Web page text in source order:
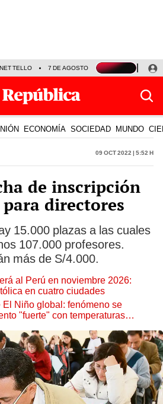
TELLO 7 DE AGOSTO TINKA RESULTADOS
ECONOMÍA SOCIEDAD MUNDO
09 Oct 2022 | 5:52 h
de inscripción
directores
15.000 plazas a las cuales
107.000 profesores.
más de S/4.000.
al Perú en noviembre 2026:
en cuatro ciudades
El Niño global: fenómeno se
"fuerte" con temperaturas